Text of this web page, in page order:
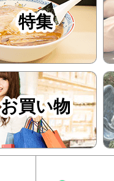
特集
お買い物